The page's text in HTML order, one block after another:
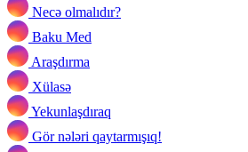
Necə olmalıdır?
Baku Med
Araşdırma
Xülasə
Yekunlaşdıraq
Gör nələri qaytarmışıq!